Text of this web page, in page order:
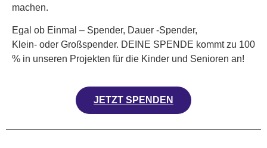
machen.
Egal ob Einmal – Spender, Dauer -Spender,
Klein- oder Großspender. DEINE SPENDE kommt zu 100
% in unseren Projekten für die Kinder und Senioren an!
JETZT SPENDEN